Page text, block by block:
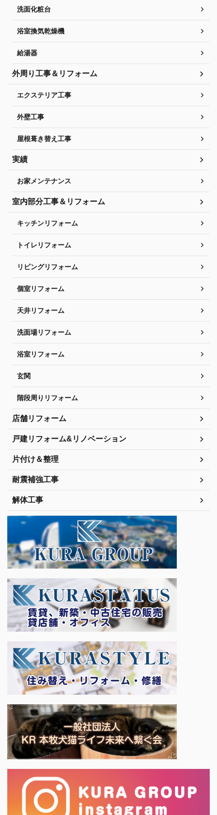
洗面化粧台
浴室換気乾燥機
給湯器
外周り工事＆リフォーム
エクステリア工事
外壁工事
屋根葺き替え工事
実績
お家メンテナンス
室内部分工事＆リフォーム
キッチンリフォーム
トイレリフォーム
リビングリフォーム
個室リフォーム
天井リフォーム
洗面場リフォーム
浴室リフォーム
玄関
階段周りリフォーム
店舗リフォーム
戸建リフォーム&リノベーション
片付け＆整理
耐震補強工事
解体工事